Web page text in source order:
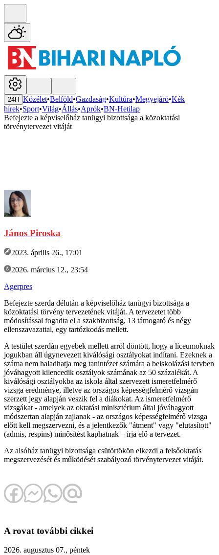
24H Közélet•Belföld•Gazdaság•Kultúra•Megyejáró•Kék
hírek•Sport•Világ•Állás•Aprók•BN-Hetilap
Befejezte a képviselőház tanügyi bizottsága a közoktatási
törvénytervezet vitáját
János Piroska
2023. április 26., 17:01
2026. március 12., 23:54
Agerpres
Befejezte szerda délután a képviselőház tanügyi bizottsága a
közoktatási törvény tervezetének vitáját. A tervezetet több
módosítással fogadta el a szakbizottság, 13 támogató és négy
ellenszavazattal, egy tartózkodás mellett.
A testület szerdán egyebek mellett arról döntött, hogy a líceumoknak
jogukban áll úgynevezett kiválósági osztályokat indítani. Ezeknek a
száma nem haladhatja meg tanintézet számára a beiskolázási tervben
jóváhagyott kilencedik osztályok számának az 50 százalékát. A
kiválósági osztályokba az iskola által szervezett ismeretfelmérő
vizsga eredménye, illetve az országos képességfelmérő vizsgán
szerzett jegy alapján veszik fel a diákokat. Az ismeretfelmérő
vizsgákat - amelyek az oktatási minisztérium által jóváhagyott
módszertan alapján zajlanak - az országos képességfelmérő vizsga
előtt kell megszervezni, és a jelentkezők "átment" vagy "elutasított"
(admis, respins) minősítést kaphatnak – írja elő a tervezet.
Az alsóház tanügyi bizottsága csütörtökön elkezdi a felsőoktatás
megszervezését és működését szabályozó törvénytervezet vitáját.
A rovat további cikkei
2026. augusztus 07., péntek